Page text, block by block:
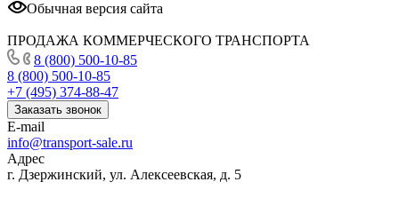
Обычная версия сайта
ПРОДАЖА КОММЕРЧЕСКОГО ТРАНСПОРТА
8 (800) 500-10-85
8 (800) 500-10-85
+7 (495) 374-88-47
Заказать звонок
E-mail
info@transport-sale.ru
Адрес
г. Дзержинский, ул. Алексеевская, д. 5